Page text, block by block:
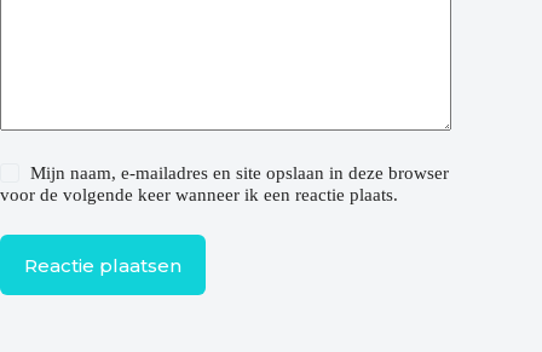
Mijn naam, e-mailadres en site opslaan in deze browser
voor de volgende keer wanneer ik een reactie plaats.
Reactie plaatsen